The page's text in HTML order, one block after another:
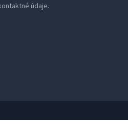
údaje.